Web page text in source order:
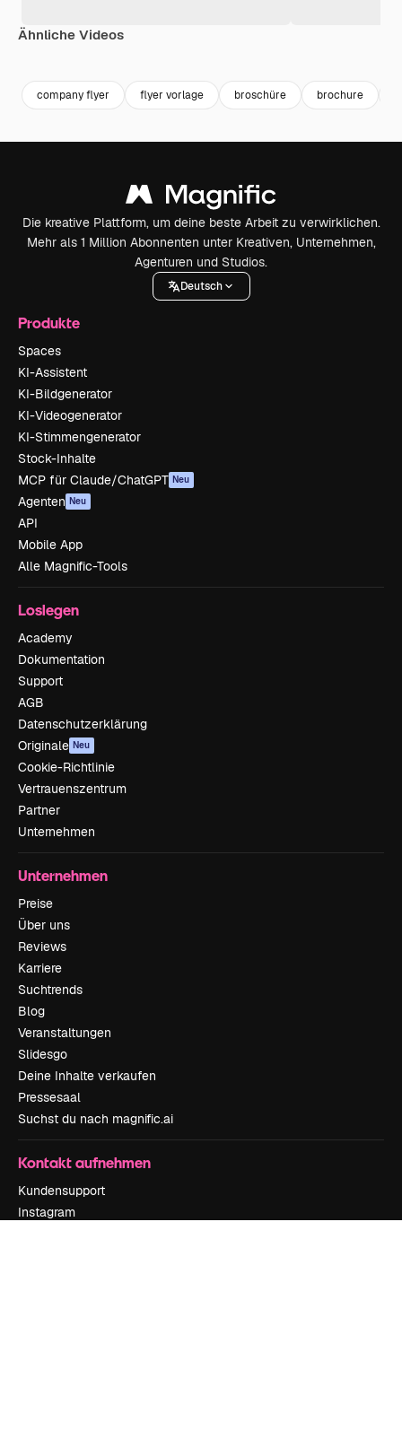
Ähnliche Videos
company flyer flyer vorlage broschüre brochure
Die kreative Plattform, um deine beste Arbeit zu verwirklichen.
Mehr als 1 Million Abonnenten unter Kreativen, Unternehmen,
Agenturen und Studios.
Deutsch
Produkte
Spaces
KI-Assistent
KI-Bildgenerator
KI-Videogenerator
KI-Stimmengenerator
Stock-Inhalte
MCP für Claude/ChatGPT Neu
Agenten Neu
API
Mobile App
Alle Magnific-Tools
Loslegen
Academy
Dokumentation
Support
AGB
Datenschutzerklärung
Originale Neu
Cookie-Richtlinie
Vertrauenszentrum
Partner
Unternehmen
Unternehmen
Preise
Über uns
Reviews
Karriere
Suchtrends
Blog
Veranstaltungen
Slidesgo
Deine Inhalte verkaufen
Pressesaal
Suchst du nach magnific.ai
Kontakt aufnehmen
Kundensupport
Instagram